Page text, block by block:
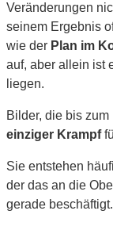
Veränderungen
seinem Ergebnis
wie der Plan im
auf, aber allein ist
liegen.
Bilder, die bis
einziger Krampf
Sie entstehen
der das an die
gerade beschäftigt.